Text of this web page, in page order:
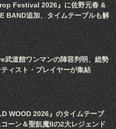
Festival 2026』に佐野元春 &
BAND追加、タイムテーブルも解
道館ワンマンの陣容判明、総勢
ィスト・プレイヤーが集結
WOOD 2026』のタイムテーブ
ーン＆聖飢魔IIの2大レジェンド